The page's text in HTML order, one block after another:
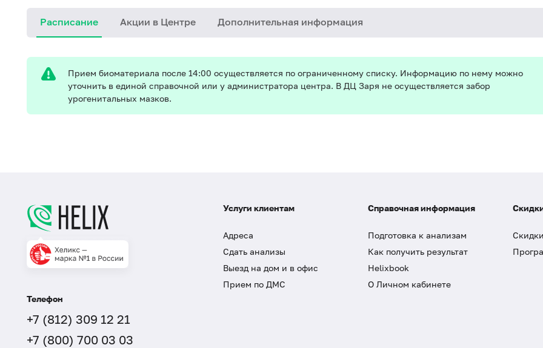
Расписание Акции в Центре Дополнительная информация
Прием биоматериала после 14:00 осуществляется по ограниченному списку. Информацию по нему можно
уточнить в единой справочной или у администратора центра. В ДЦ Заря не осуществляется забор
урогенитальных мазков.
Телефон
+7 (812) 309 12 21
+7 (800) 700 03 03
Услуги клиентам
Адреса
Сдать анализы
Выезд на дом и в офис
Прием по ДМС
Справочная информация
Подготовка к анализам
Как получить результат
Helixbook
О Личном кабинете